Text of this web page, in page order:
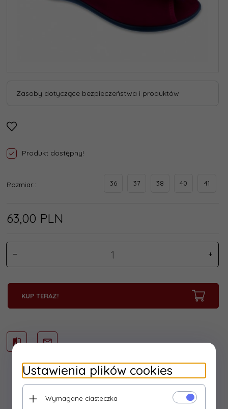
Zasoby dotyczące bezpieczeństwa i produktów
Produkt dostępny!
Rozmiar:: 36 37 38 40 41
63,00 PLN
KUP TERAZ!
Opis produktu
Ustawienia plików cookies
Wymagane ciasteczka